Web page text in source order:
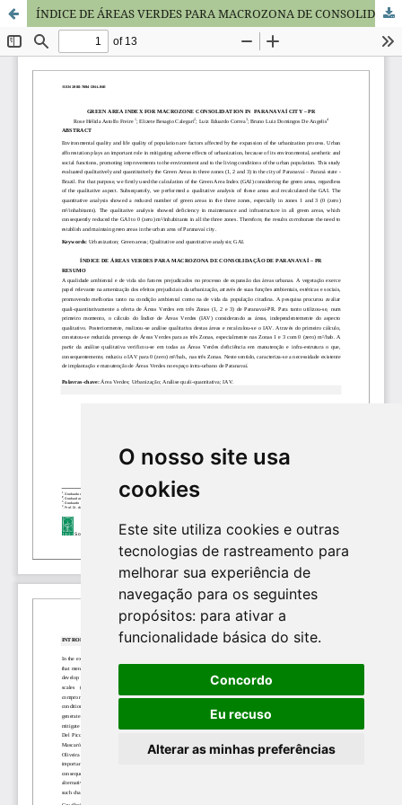
O nosso site usa
cookies
Este site utiliza cookies e outras
tecnologias de rastreamento para
melhorar sua experiência de
navegação para os seguintes
propósitos: para ativar a
funcionalidade básica do site.
Concordo
Eu recuso
Alterar as minhas preferências
ÍNDICE DE ÁREAS VERDES PARA MACROZONA DE CONSOLIDAÇÃO DE PARANAVAÍ – PR